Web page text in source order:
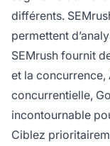
différents.
permettent
SEMrush fournit
et la concurrence,
concurrentielle,
incontournable
Ciblez